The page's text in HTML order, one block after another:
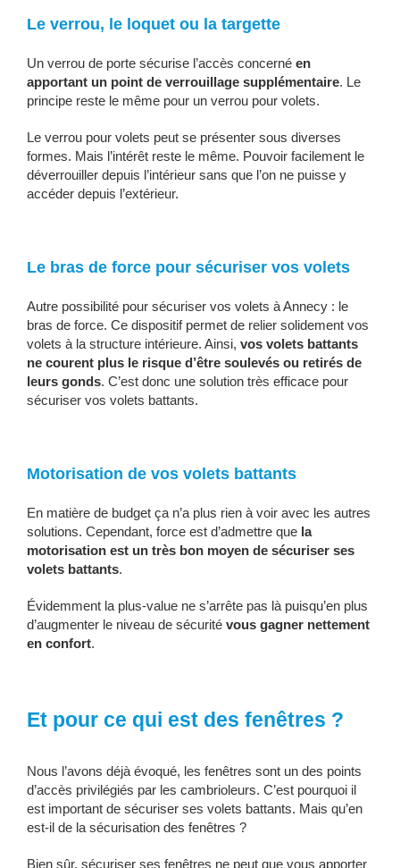
Le verrou, le loquet ou la targette
Un verrou de porte sécurise l’accès concerné en
apportant un point de verrouillage supplémentaire. Le
principe reste le même pour un verrou pour volets.
Le verrou pour volets peut se présenter sous diverses
formes. Mais l’intérêt reste le même. Pouvoir facilement le
déverrouiller depuis l’intérieur sans que l’on ne puisse y
accéder depuis l’extérieur.
Le bras de force pour sécuriser vos volets
Autre possibilité pour sécuriser vos volets à Annecy : le
bras de force. Ce dispositif permet de relier solidement vos
volets à la structure intérieure. Ainsi, vos volets battants
ne courent plus le risque d’être soulevés ou retirés de
leurs gonds. C’est donc une solution très efficace pour
sécuriser vos volets battants.
Motorisation de vos volets battants
En matière de budget ça n’a plus rien à voir avec les autres
solutions. Cependant, force est d’admettre que la
motorisation est un très bon moyen de sécuriser ses
volets battants.
Évidemment la plus-value ne s’arrête pas là puisqu’en plus
d’augmenter le niveau de sécurité vous gagner nettement
en confort.
Et pour ce qui est des fenêtres ?
Nous l’avons déjà évoqué, les fenêtres sont un des points
d’accès privilégiés par les cambrioleurs. C’est pourquoi il
est important de sécuriser ses volets battants. Mais qu’en
est-il de la sécurisation des fenêtres ?
Bien sûr, sécuriser ses fenêtres ne peut que vous apporter